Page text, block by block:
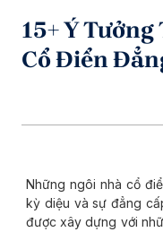
15+ Ý
Cổ Điển
Những ngôi nhà cổ
kỳ diệu và sự đẳng
được xây dựng với